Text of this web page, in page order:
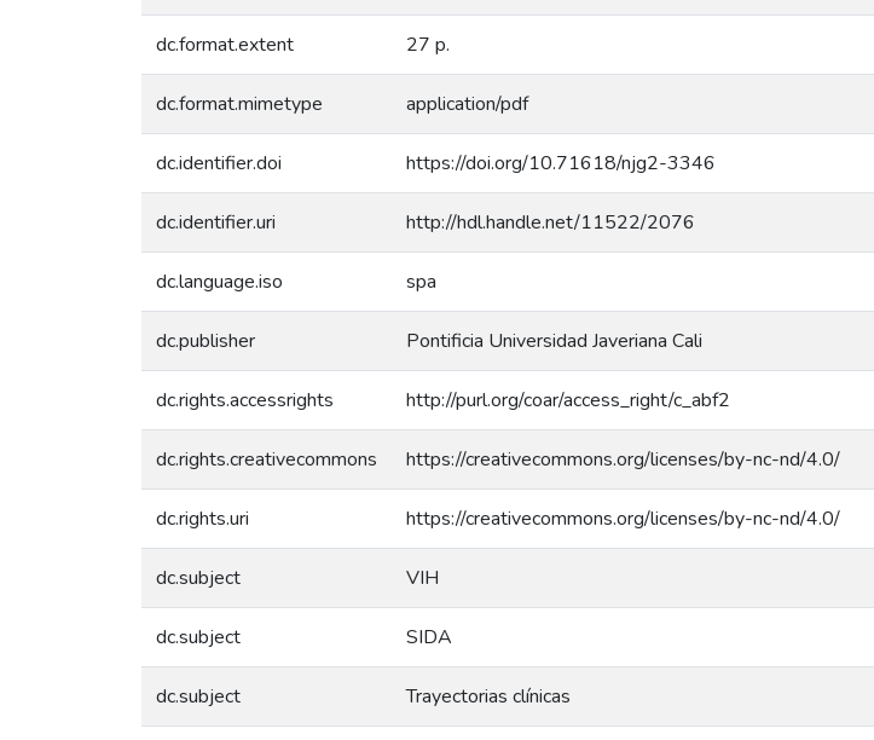
dc.format.extent 27 p.
dc.format.mimetype application/pdf
dc.identifier.doi https://doi.org/10.71618/njg2-3346
dc.identifier.uri http://hdl.handle.net/11522/2076
dc.language.iso spa
dc.publisher Pontificia Universidad Javeriana Cali
dc.rights.accessrights http://purl.org/coar/access_right/c_abf2
dc.rights.creativecommons https://creativecommons.org/licenses/by-nc-nd/4.0/
dc.rights.uri https://creativecommons.org/licenses/by-nc-nd/4.0/
dc.subject VIH
dc.subject SIDA
dc.subject Trayectorias clínicas